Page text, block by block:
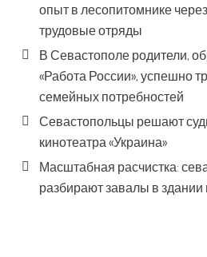
опыт в лесопитомнике
трудовые отряды
В Севастополе родители,
«Работа России», успешно
семейных потребностей
Севастопольцы решают
кинотеатра «Украина»
Масштабная расчистка:
разбирают завалы в